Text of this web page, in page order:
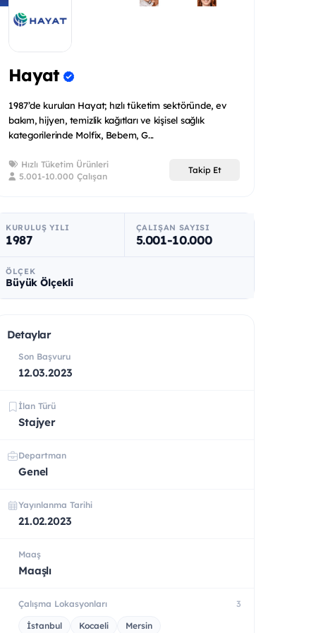
Hayat
1987’de kurulan Hayat; hızlı tüketim sektöründe, ev
bakım, hijyen, temizlik kağıtları ve kişisel sağlık
kategorilerinde Molfix, Bebem, G...
Hızlı Tüketim Ürünleri
5.001-10.000 Çalışan
Takip Et
KURULUŞ YILI
1987
ÇALIŞAN SAYISI
5.001-10.000
ÖLÇEK
Büyük Ölçekli
Detaylar
Son Başvuru
12.03.2023
İlan Türü
Stajyer
Departman
Genel
Yayınlanma Tarihi
21.02.2023
Maaş
Maaşlı
Çalışma Lokasyonları 3
İstanbul Kocaeli Mersin